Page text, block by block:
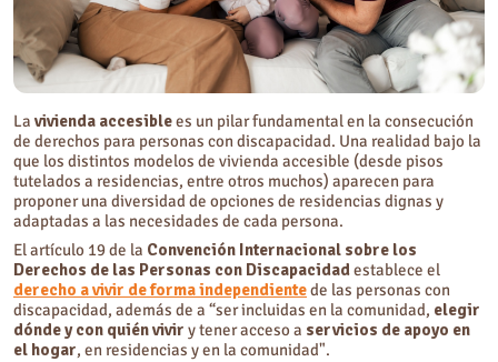
La vivienda accesiblees un pilar fundamental en la consecución
de derechos para personas con discapacidad. Una realidad bajo la
que los distintos modelos de vivienda accesible (desde pisos
tutelados a residencias, entre otros muchos) aparecen para
proponer una diversidad de opciones de residencias dignas y
adaptadas a las necesidades de cada persona.
El artículo 19 de la Convención Internacional sobre los
Derechos de las Personas con Discapacidadestablece el
derecho a vivir de forma independientede las personas con
discapacidad, además de a “ser incluidas en la comunidad, elegir
dónde y con quién vivir y tener acceso a servicios de apoyo en
el hogar, en residencias y en la comunidad".